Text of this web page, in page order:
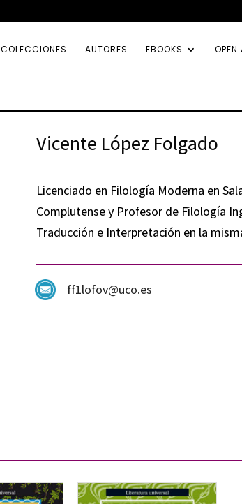
COLECCIONES AUTORES EBOOKS OPEN
Vicente López Folgado
Licenciado en Filología Moderna en
Complutense y Profesor de Filología
Traducción e Interpretación en la
ff1lofov@uco.es